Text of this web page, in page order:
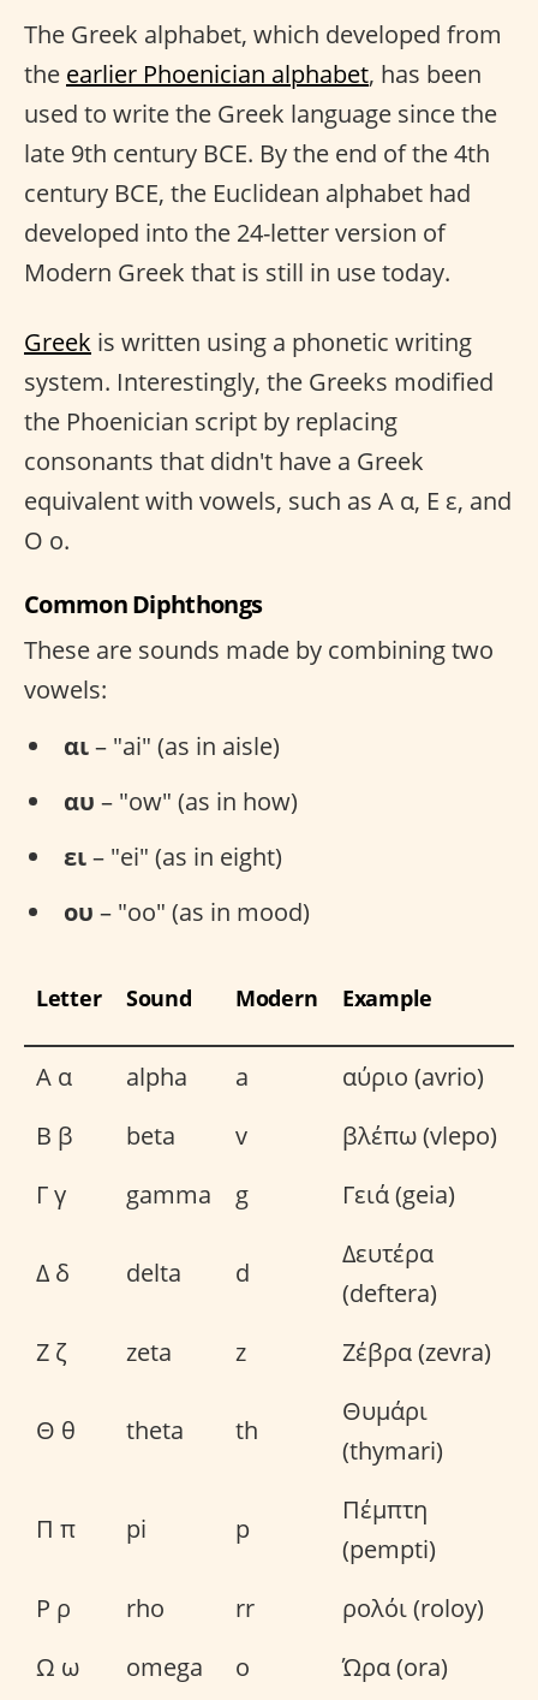
The Greek alphabet, which developed from
the earlier Phoenician alphabet, has been
used to write the Greek language since the
late 9th century BCE. By the end of the 4th
century BCE, the Euclidean alphabet had
developed into the 24-letter version of
Modern Greek that is still in use today.
Greek is written using a phonetic writing
system. Interestingly, the Greeks modified
the Phoenician script by replacing
consonants that didn't have a Greek
equivalent with vowels, such as Α α, Ε ε, and
Ο ο.
Common Diphthongs
These are sounds made by combining two
vowels:
αι– "ai" (as in aisle)
αυ – "ow" (as in how)
ει– "ei" (as in eight)
ου – "oo" (as in mood)
Letter Sound Modern Example
Α α alpha a
αύριο (avrio)
Β β
beta v
βλέπω (vlepo)
Γ γ
gamma g Γειά (geia)
Δ δ delta d
Δευτέρα
(deftera)
Ζ ζ
zeta z Ζέβρα (zevra)
Θ θ theta th
Θυμάρι
(thymari)
Π π pi p
Πέμπτη
(pempti)
Ρ ρ
rho rr
ρολόι (roloy)
Ω ω
omega o Ώρα (ora)